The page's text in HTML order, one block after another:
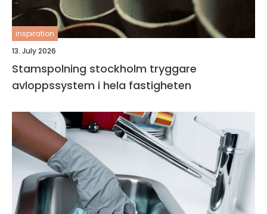
inspiration
13. July 2026
Stamspolning stockholm tryggare
avloppssystem i hela fastigheten